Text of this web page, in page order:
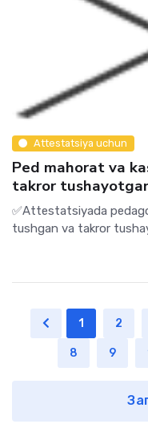
Attestatsiya uchun
Ped mahorat va
takror
✅Attestatsiyada
tushgan va takror
1 2
8 9